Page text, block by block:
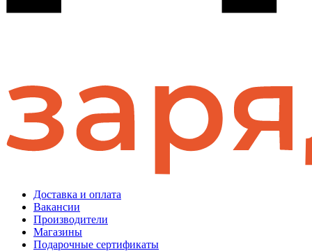
Доставка и оплата
Вакансии
Производители
Магазины
Подарочные сертификаты